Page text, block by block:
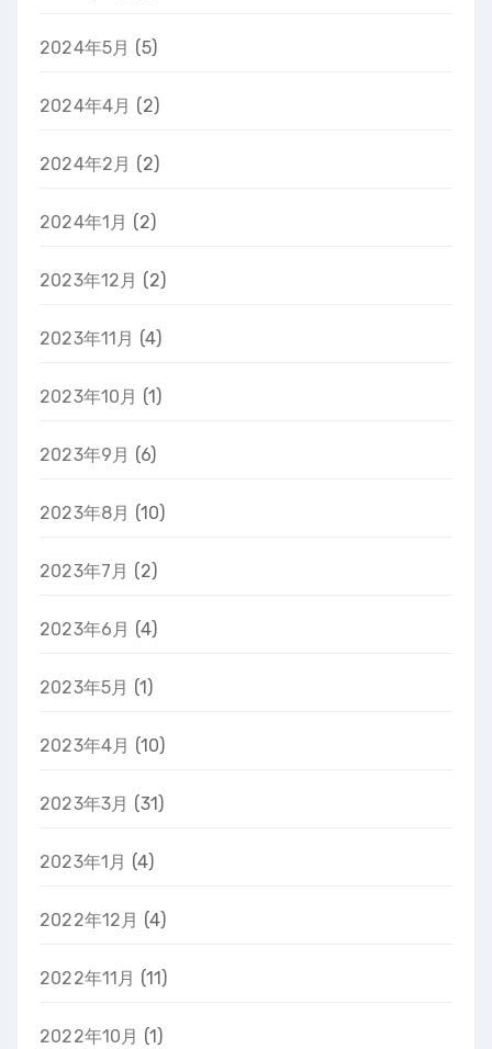
2024年5月 (5)
2024年4月 (2)
2024年2月 (2)
2024年1月 (2)
2023年12月 (2)
2023年11月 (4)
2023年10月 (1)
2023年9月 (6)
2023年8月 (10)
2023年7月 (2)
2023年6月 (4)
2023年5月 (1)
2023年4月 (10)
2023年3月 (31)
2023年1月 (4)
2022年12月 (4)
2022年11月 (11)
2022年10月 (1)